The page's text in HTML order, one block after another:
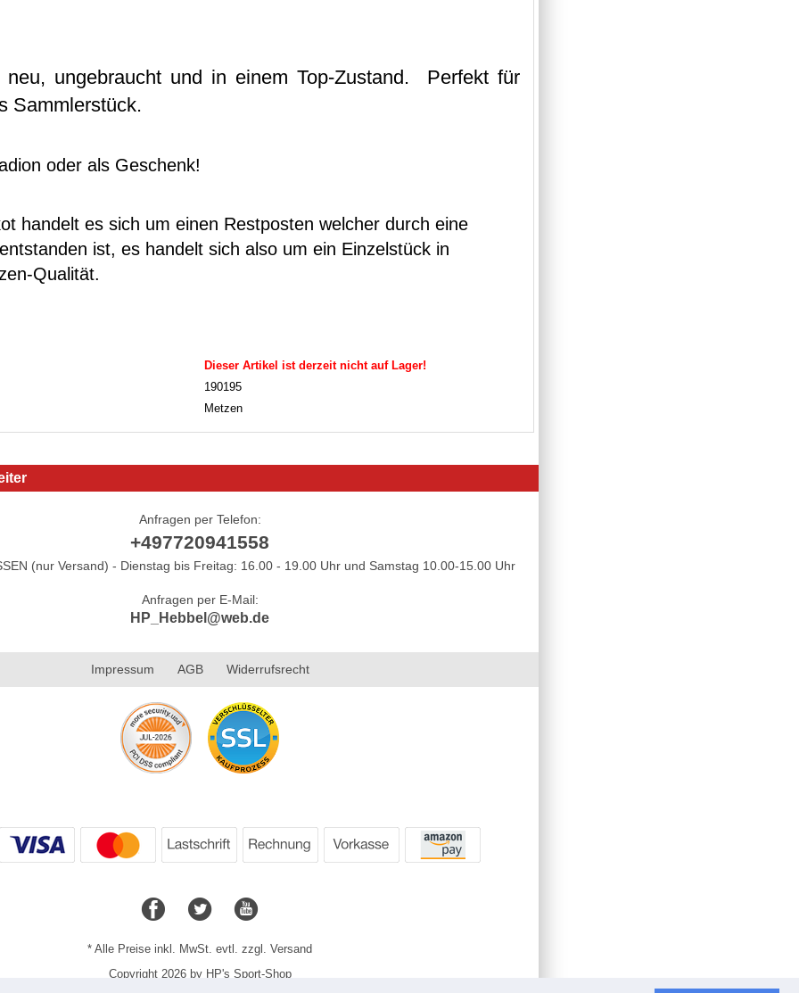
ungebraucht und in einem Top-Zustand. Perfekt für
Sammlerstück.
oder als Geschenk!
handelt es sich um einen Restposten welcher durch eine
ist, es handelt sich also um ein Einzelstück in
Qualität.
Dieser Artikel ist derzeit nicht auf Lager!
190195
Metzen
Anfragen per Telefon:
+497720941558
(nur Versand) - Dienstag bis Freitag: 16.00 - 19.00 Uhr und Samstag 10.00-15.00 Uhr
Anfragen per E-Mail:
HP_Hebbel@web.de
Impressum AGB Widerrufsrecht
* Alle Preise inkl. MwSt. evtl. zzgl. Versand
Copyright 2026 by HP's Sport-Shop